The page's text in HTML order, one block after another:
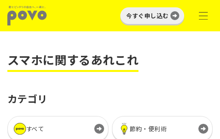
今すぐ申し込む
スマホに関するあれこれ
カテゴリ
すべて 節約・便利術